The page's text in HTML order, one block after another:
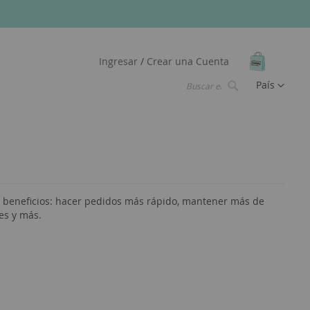
Ingresar
Crear una Cuenta
Lenguaje
País
hacer pedidos más rápido, mantener más de
y más.